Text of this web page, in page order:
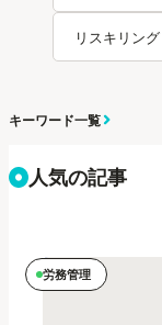
リスキリング
キーワード一覧
人気の記事
労務管理